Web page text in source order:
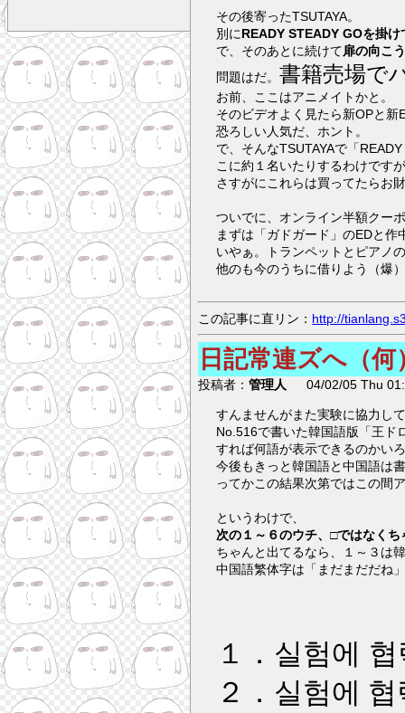
その後寄ったTSUTAYA。
別にREADY STEADY GOを掛け
で、そのあとに続けて扉の向こ
問題はだ。書籍売場で
お前、ここはアニメイトかと。
そのビデオよく見たら新OPと新
恐ろしい人気だ、ホント。
で、そんなTSUTAYAで「
こに約１名いたりするわけです
さすがにこれらは買ってたらお
ついでに、オンライン半額クー
まずは「ガドガード」のEDと
いやぁ。トランペットとピアノ
他のも今のうちに借りよう（爆
この記事に直リン： http://
日記常連ズへ（何
投稿者：管理人 04/02/05 Thu
すんませんがまた実験に協力し
No.516で書いた韓国語版「王ド
すれば何語が表示できるのかい
今後もきっと韓国語と中国語は
ってかこの結果次第ではこの間
というわけで、
次の１～６のウチ、□ではなく
ちゃんと出てるなら、１～３は
中国語繁体字は「まだまだだね
１．실험에
２． 실험에